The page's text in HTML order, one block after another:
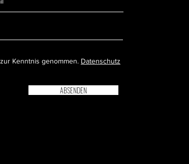
Kenntnis genommen. Datenschutz
ABSENDEN